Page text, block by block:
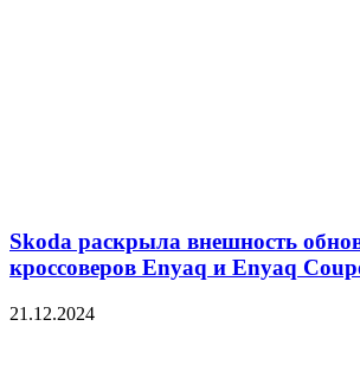
Skoda раскрыла внешность
кроссоверов Enyaq и Enyaq
21.12.2024